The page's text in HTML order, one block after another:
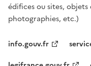
édifices ou sites,
photographies, etc.)
info.gouv.fr